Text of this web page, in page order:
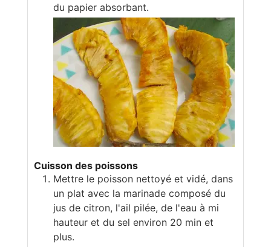
du papier absorbant.
Cuisson des poissons
Mettre le poisson nettoyé et vidé, dans
un plat avec la marinade composé du
jus de citron, l'ail pilée, de l'eau à mi
hauteur et du sel environ 20 min et
plus.